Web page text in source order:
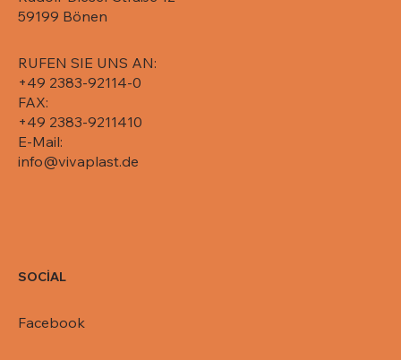
Pack/Karton, 071-5750
Pack/Karton, 071-5725
Pack/Karton, 071-5715
Pack/Karton, 071-5710
650, 081-R65-650L
59199 Bönen
RUFEN SIE UNS AN:
+49 2383-92114-0
FAX:
+49 2383-9211410
E-Mail:
info@vivaplast.de
SOCİAL
Facebook